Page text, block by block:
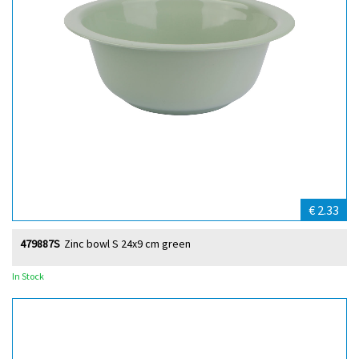
€ 2.33
Zinc bowl S 24x9 cm green
479887S
In Stock